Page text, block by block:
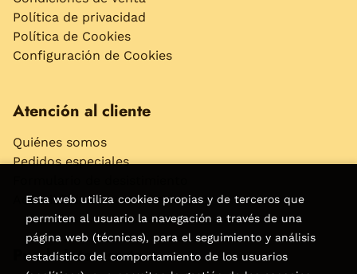
Política de privacidad
Política de Cookies
Configuración de Cookies
Atención al cliente
Quiénes somos
Pedidos especiales
Accesibilidad
Puede interesarte
Esta web utiliza cookies propias y de terceros que
permiten al usuario la navegación a través de una
página web (técnicas), para el seguimiento y análisis
estadístico del comportamiento de los usuarios